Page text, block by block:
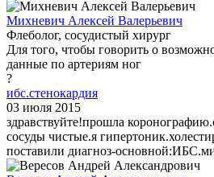
Михневич Алексей Валерьевич
Флеболог, сосудистый хирург
Для того, чтобы говорить о
данные по артериям ног
?
ибс.стенокардия
03 июля 2015
здравствуйте!прошла
сосуды чистые.я
поставили диагноз-